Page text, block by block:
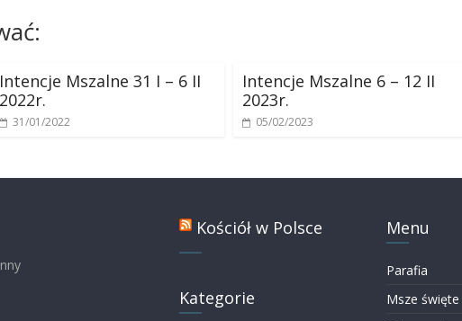
Intencje Mszalne 31 I – 6 II
2022r.
31/01/2022
Intencje Mszalne 6 – 12 II
2023r.
05/02/2023
Kościół w Polsce
Kategorie
Menu
Parafia
Msze święte